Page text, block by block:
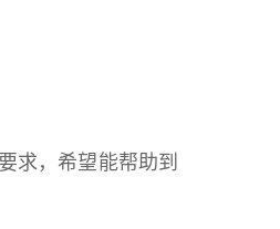
求，希望能帮助到